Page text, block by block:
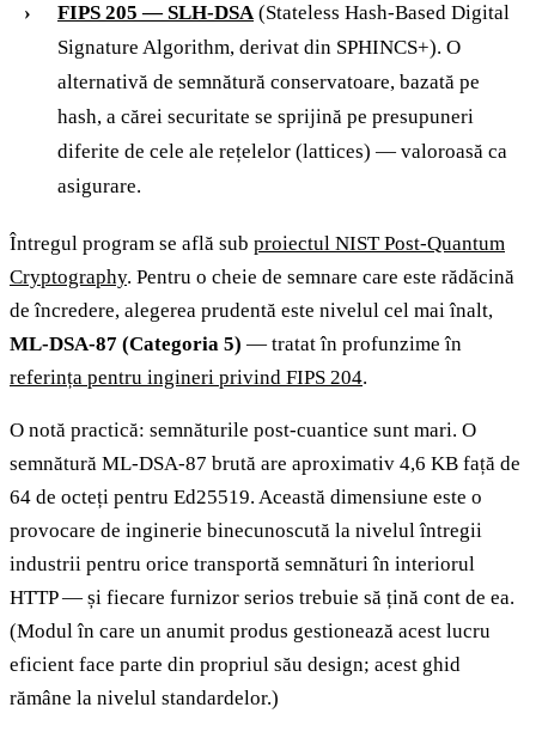
FIPS 205 — SLH-DSA(Stateless Hash-Based Digital
Signature Algorithm, derivat din SPHINCS+). O
alternativă de semnătură conservatoare, bazată pe
hash, a cărei securitate se sprijină pe presupuneri
diferite de cele ale rețelelor (lattices) — valoroasă ca
asigurare.
Întregul program se află sub proiectul NIST Post-Quantum
Cryptography. Pentru o cheie de semnare care este rădăcină
de încredere, alegerea prudentă este nivelul cel mai înalt,
ML-DSA-87 (Categoria 5) — tratat în profunzime în
referința pentru ingineri privind FIPS 204.
O notă practică: semnăturile post-cuantice sunt mari. O
semnătură ML-DSA-87 brută are aproximativ 4,6 KB față de
64 de octeți pentru Ed25519. Această dimensiune este o
provocare de inginerie binecunoscută la nivelul întregii
industrii pentru orice transportă semnături în interiorul
HTTP — și fiecare furnizor serios trebuie să țină cont de ea.
(Modul în care un anumit produs gestionează acest lucru
eficient face parte din propriul său design; acest ghid
rămâne la nivelul standardelor.)